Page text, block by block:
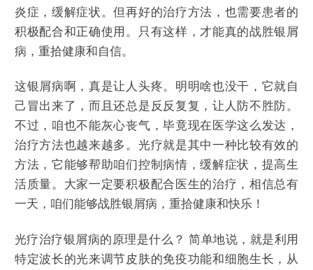
炎症，缓解症状。但再好的治疗方法，也需要患者的
积极配合和正确使用。只有这样，才能真的战胜银屑
病，重拾健康和自信。
这银屑病啊，真是让人头疼。明明啥也没干，它就自
己冒出来了，而且还总是反反复复，让人防不胜防。
不过，咱也不能灰心丧气，毕竟现在医学这么发达，
治疗方法也越来越多。光疗就是其中一种比较有效的
方法，它能够帮助咱们控制病情，缓解症状，提高生
活质量。大家一定要积极配合医生的治疗，相信总有
一天，咱们能够战胜银屑病，重拾健康和快乐！
光疗治疗银屑病的原理是什么？ 简单地说，就是利用
特定波长的光来调节皮肤的免疫功能和细胞生长，从